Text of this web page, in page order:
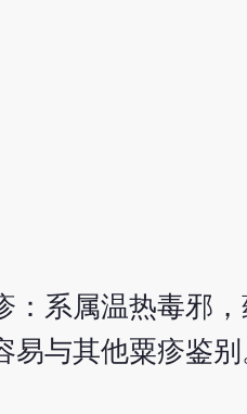
：系属温热毒邪
易与其他粟疹鉴